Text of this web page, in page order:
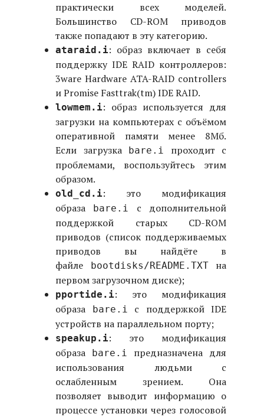
практически всех моделей.
Большинство CD-ROM приводов
также попадают в эту категорию.
ataraid.i: образ включает в себя
поддержку IDE RAID контроллеров:
3ware Hardware ATA-RAID controllers
и Promise Fasttrak(tm) IDE RAID.
lowmem.i: образ используется для
загрузки на компьютерах с объёмом
оперативной памяти менее 8Мб.
Если загрузка
bare.i
проходит с
проблемами, воспользуйтесь этим
образом.
old_cd.i: это модификация
образа
bare.i
с дополнительной
поддержкой старых CD-ROM
приводов (список поддерживаемых
приводов вы найдёте в
файле
bootdisks/README.TXTна
первом загрузочном диске);
pportide.i: это модификация
образа
bare.i
с поддержкой IDE
устройств на параллельном порту;
speakup.i: это модификация
образа
bare.i
предназначена для
использования людьми с
ослабленным зрением. Она
позволяет выводит информацию о
процессе установки через голосовой